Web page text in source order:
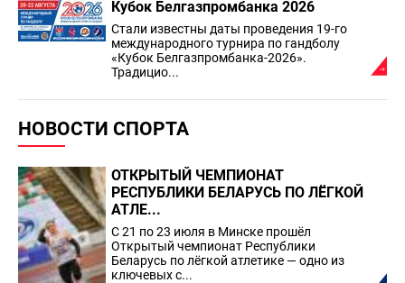
Кубок Белгазпромбанка 2026
Стали известны даты проведения 19-го
международного турнира по гандболу
«Кубок Белгазпромбанка-2026».
Традицио...
НОВОСТИ СПОРТА
ОТКРЫТЫЙ ЧЕМПИОНАТ
РЕСПУБЛИКИ БЕЛАРУСЬ ПО ЛЁГКОЙ
АТЛЕ...
С 21 по 23 июля в Минске прошёл
Открытый чемпионат Республики
Беларусь по лёгкой атлетике — одно из
ключевых с...